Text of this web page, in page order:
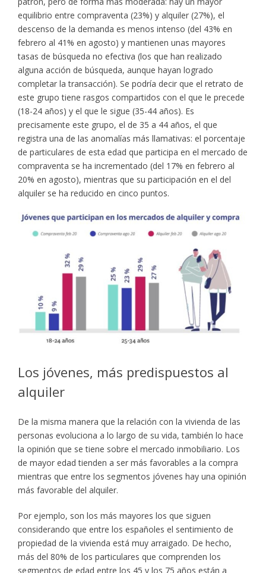
equilibrio entre compraventa (23%) y alquiler (27%), el
descenso de la demanda es menos intenso (del 43% en
febrero al 41% en agosto) y mantienen unas mayores
tasas de búsqueda no efectiva (los que han realizado
alguna acción de búsqueda, aunque hayan logrado
completar la transacción). Se podría decir que el retrato de
este grupo tiene rasgos compartidos con el que le precede
(18-24 años) y el que le sigue (35-44 años). Es
precisamente este grupo, el de 35 a 44 años, el que
registra una de las anomalías más llamativas: el porcentaje
de particulares de esta edad que participa en el mercado de
compraventa se ha incrementado (del 17% en febrero al
20% en agosto), mientras que su participación en el del
alquiler se ha reducido en cinco puntos.
Los jóvenes, más predispuestos al
alquiler
De la misma manera que la relación con la vivienda de las
personas evoluciona a lo largo de su vida, también lo hace
la opinión que se tiene sobre el mercado inmobiliario. Los
de mayor edad tienden a ser más favorables a la compra
mientras que entre los segmentos jóvenes hay una opinión
más favorable del alquiler.
Por ejemplo, son los más mayores los que siguen
considerando que entre los españoles el sentimiento de
propiedad de la vivienda está muy arraigado. De hecho,
más del 80% de los particulares que comprenden los
segmentos de edad entre los 45 y los 75 años están a